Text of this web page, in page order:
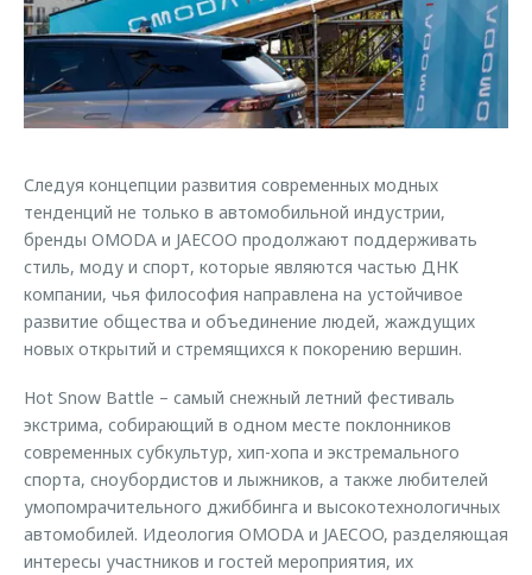
Страхование
Кредитный калькулятор
Аксессуары
Оригинальные аксессуары
Запчасти
Трейд-ин
Калькулятор трейд-ин
Дополнительная техническая поддержка
Руководства по эксплуатации
Клиентская поддержка
Клуб владельцев OMODA
Приложение O&J
Аксессуары
Одежда и сувениры
Оригинальные аксессуары
Обратная связь
Следуя концепции развития современных модных
тенденций не только в автомобильной индустрии,
бренды OMODA и JAECOO продолжают поддерживать
стиль, моду и спорт, которые являются частью ДНК
компании, чья философия направлена на устойчивое
развитие общества и объединение людей, жаждущих
новых открытий и стремящихся к покорению вершин.
Hot Snow Battle – самый снежный летний фестиваль
экстрима, собирающий в одном месте поклонников
современных субкультур, хип-хопа и экстремального
спорта, сноубордистов и лыжников, а также любителей
умопомрачительного джиббинга и высокотехнологичных
автомобилей. Идеология OMODA и JAECOO, разделяющая
интересы участников и гостей мероприятия, их